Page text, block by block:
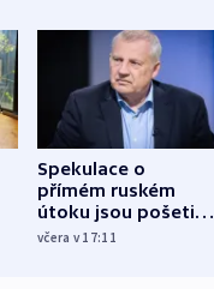
Spekulace o
přímém ruském
útoku jsou pošetilé,
míní estonský
včera v 17:11